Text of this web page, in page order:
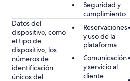
Seguridad y
cumplimiento
Datos del
dispositivo, como
el tipo de
dispositivo, los
números de
identificación
únicos del
Reservaciones
y uso de la
plataforma
Comunicación
y servicio al
cliente